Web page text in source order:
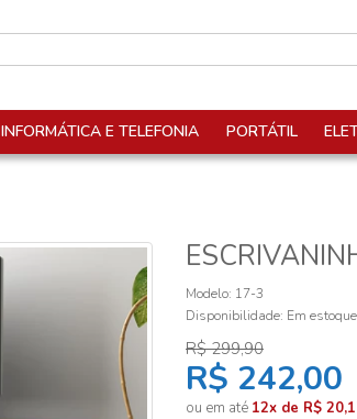
INFORMÁTICA E TELEFONIA PORTÁTIL
Modelo: 17-3
Disponibilidade: Em estoque
R$ 299,90
R$ 242,00
ou em até 12x de R$